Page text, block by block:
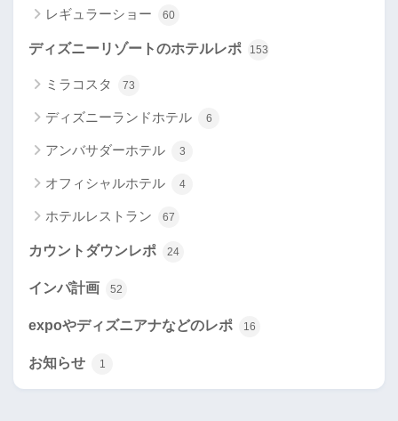
レギュラーショー 60
ディズニーリゾートのホテルレポ 153
ミラコスタ 73
ディズニーランドホテル 6
アンバサダーホテル 3
オフィシャルホテル 4
ホテルレストラン 67
カウントダウンレポ 24
インパ計画 52
expoやディズニアナなどのレポ 16
お知らせ 1